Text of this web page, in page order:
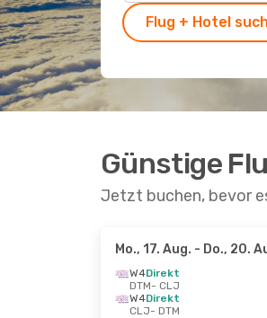
Flug + Hotel
Günstige
Jetzt buchen, bevor
Mo., 17. Aug. - Do., 20.
W4Direkt
DTM- CLJ
W4Direkt
CLJ- DTM